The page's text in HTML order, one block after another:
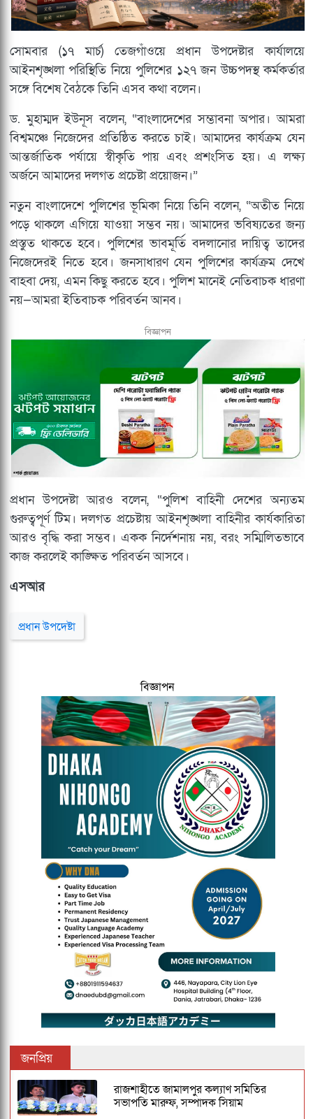
সোমবার (১৭ মার্চ) তেজগাঁওয়ে প্রধান উপদেষ্টার কার্যালয়ে
আইনশৃঙ্খলা পরিস্থিতি নিয়ে পুলিশের ১২৭ জন উচ্চপদস্থ কর্মকর্তার
সঙ্গে বিশেষ বৈঠকে তিনি এসব কথা বলেন।
ড. মুহাম্মদ ইউনূস বলেন, “বাংলাদেশের সম্ভাবনা অপার। আমরা
বিশ্বমঞ্চে নিজেদের প্রতিষ্ঠিত করতে চাই। আমাদের কার্যক্রম যেন
আন্তর্জাতিক পর্যায়ে স্বীকৃতি পায় এবং প্রশংসিত হয়। এ লক্ষ্য
অর্জনে আমাদের দলগত প্রচেষ্টা প্রয়োজন।”
নতুন বাংলাদেশে পুলিশের ভূমিকা নিয়ে তিনি বলেন, “অতীত নিয়ে
পড়ে থাকলে এগিয়ে যাওয়া সম্ভব নয়। আমাদের ভবিষ্যতের জন্য
প্রস্তুত থাকতে হবে। পুলিশের ভাবমূর্তি বদলানোর দায়িত্ব তাদের
নিজেদেরই নিতে হবে। জনসাধারণ যেন পুলিশের কার্যক্রম দেখে
বাহবা দেয়, এমন কিছু করতে হবে। পুলিশ মানেই নেতিবাচক ধারণা
নয়—আমরা ইতিবাচক পরিবর্তন আনব।
বিজ্ঞাপন
প্রধান উপদেষ্টা আরও বলেন, “পুলিশ বাহিনী দেশের অন্যতম
গুরুত্বপূর্ণ টিম। দলগত প্রচেষ্টায় আইনশৃঙ্খলা বাহিনীর কার্যকারিতা
আরও বৃদ্ধি করা সম্ভব। একক নির্দেশনায় নয়, বরং সম্মিলিতভাবে
কাজ করলেই কাঙ্ক্ষিত পরিবর্তন আসবে।
এসআর
প্রধান উপদেষ্টা
বিজ্ঞাপন
জনপ্রিয়
রাজশাহীতে জামালপুর কল্যাণ সমিতির
সভাপতি মারুফ, সম্পাদক সিয়াম